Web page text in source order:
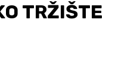
TRŽIŠTE